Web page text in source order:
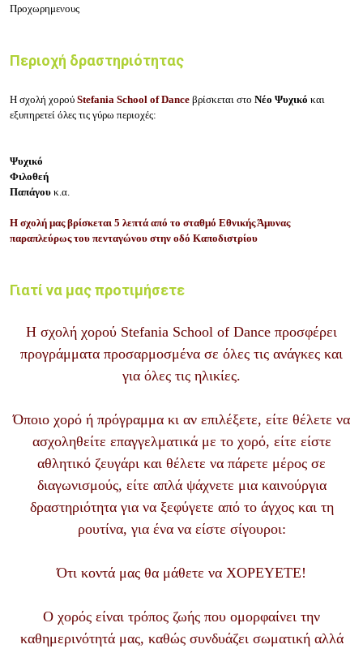
Προχωρημενους
Περιοχή δραστηριότητας
Η σχολή χορού Stefania School of Dance βρίσκεται στο Νέο Ψυχικό και
εξυπηρετεί όλες τις γύρω περιοχές:
Ψυχικό
Φιλοθεή
Παπάγου κ.α.
Η σχολή μας βρίσκεται 5 λεπτά από το σταθμό Εθνικής Άμυνας
παραπλεύρως του πενταγώνου στην οδό Καποδιστρίου
Γιατί να μας προτιμήσετε
Η σχολή χορού Stefania School of Dance προσφέρει
προγράμματα προσαρμοσμένα σε όλες τις ανάγκες και
για όλες τις ηλικίες.
Όποιο χορό ή πρόγραμμα κι αν επιλέξετε, είτε θέλετε να
ασχοληθείτε επαγγελματικά με το χορό, είτε είστε
αθλητικό ζευγάρι και θέλετε να πάρετε μέρος σε
διαγωνισμούς, είτε απλά ψάχνετε μια καινούργια
δραστηριότητα για να ξεφύγετε από το άγχος και τη
ρουτίνα, για ένα να είστε σίγουροι:
Ότι κοντά μας θα μάθετε να ΧΟΡΕΥΕΤΕ!
Ο χορός είναι τρόπος ζωής που ομορφαίνει την
καθημερινότητά μας, καθώς συνδυάζει σωματική αλλά